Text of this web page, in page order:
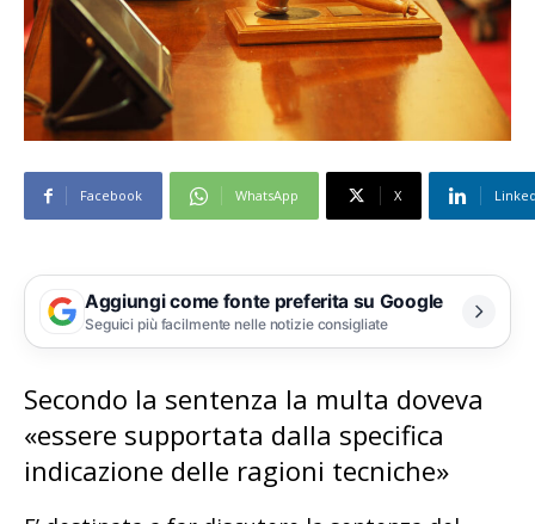
Facebook WhatsApp X
Aggiungi come fonte preferita su Google
Seguici più facilmente nelle notizie consigliate
Secondo la sentenza la multa doveva
«essere supportata dalla specifica
indicazione delle ragioni tecniche»